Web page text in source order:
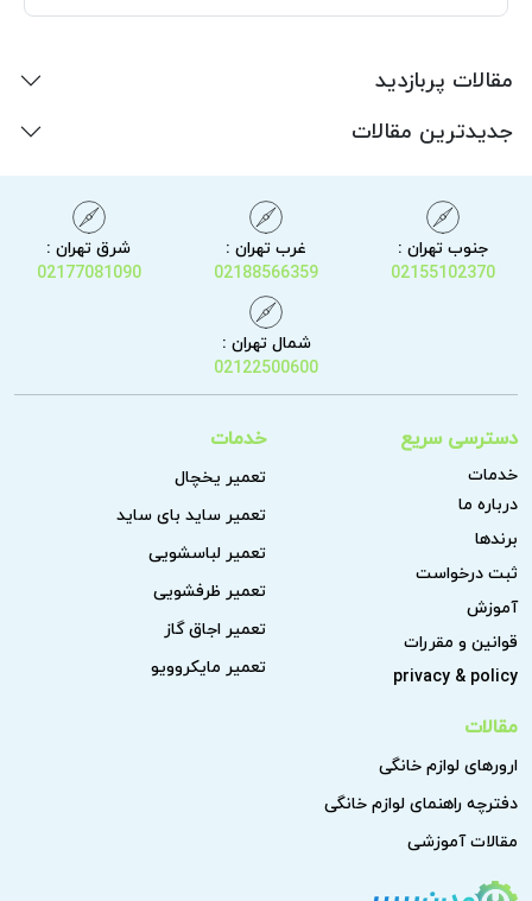
مقالات پربازدید
جدیدترین مقالات
جنوب تهران :
02155102370
غرب تهران :
02188566359
شرق تهران :
02177081090
شمال تهران :
02122500600
دسترسی سریع
خدمات
درباره ما
برندها
ثبت درخواست
آموزش
قوانین و مقررات
privacy & policy
خدمات
تعمیر یخچال
تعمیر ساید بای ساید
تعمیر لباسشویی
تعمیر ظرفشویی
تعمیر اجاق گاز
تعمیر مایکروویو
مقالات
ارورهای لوازم خانگی
دفترچه راهنمای لوازم خانگی
مقالات آموزشی